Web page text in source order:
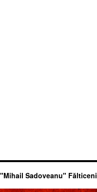
Sadoveanu" Fălticeni